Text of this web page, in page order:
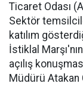
Ticaret Odası
Sektör
katılım
İstiklal
açılış
Müdürü